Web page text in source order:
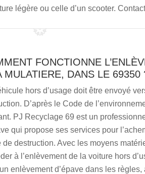
légère ou celle d’un scooter.
FONCTIONNE
MULATIERE, DANS LE 69350
hors d’usage doit être envoyé
D’après le Code de
PJ Recyclage 69 est un
qui propose ses services pour
de destruction. Avec les moyens
à l’enlèvement de la voiture hors
enlèvement d’épave dans les